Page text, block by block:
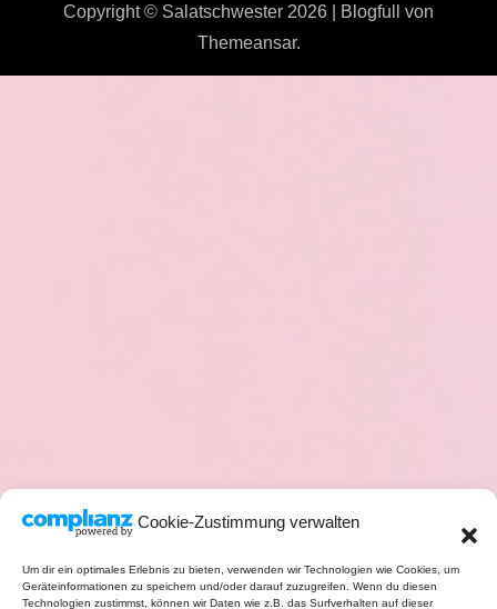
Cookie-Zustimmung verwalten
Um dir ein optimales Erlebnis zu bieten, verwenden wir Technologien wie Cookies, um
Geräteinformationen zu speichern und/oder darauf zuzugreifen. Wenn du diesen
Technologien zustimmst, können wir Daten wie z.B. das Surfverhalten auf dieser
Copyright © Salatschwester 2026 Blogfull
von
Themeansar.